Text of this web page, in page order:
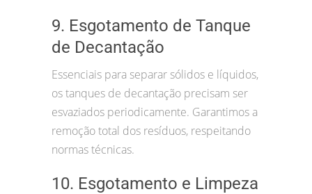
9. Esgotamento de Tanque
de Decantação
Essenciais para separar sólidos e líquidos,
os tanques de decantação precisam ser
esvaziados periodicamente. Garantimos a
remoção total dos resíduos, respeitando
normas técnicas.
10. Esgotamento e Limpeza